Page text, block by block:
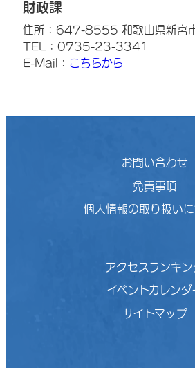
財政課
住所：647-8555 和歌山県新宮
TEL：0735-23-3341
E-Mail： こちらから
お問い合わせ
免責事項
個人情報の取り扱い
アクセスランキン
イベントカレンダ
サイトマップ